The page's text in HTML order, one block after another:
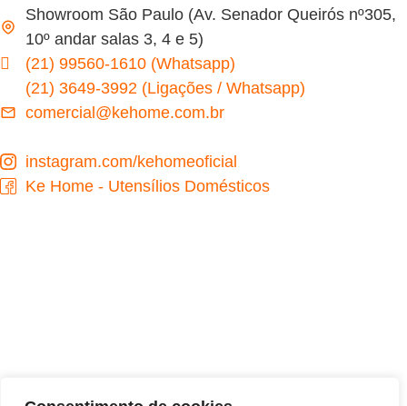
Showroom São Paulo (Av. Senador Queirós nº305,
10º andar salas 3, 4 e 5)
(21) 99560-1610 (Whatsapp)
(21) 3649-3992 (Ligações / Whatsapp)
comercial@kehome.com.br
instagram.com/kehomeoficial
Ke Home - Utensílios Domésticos